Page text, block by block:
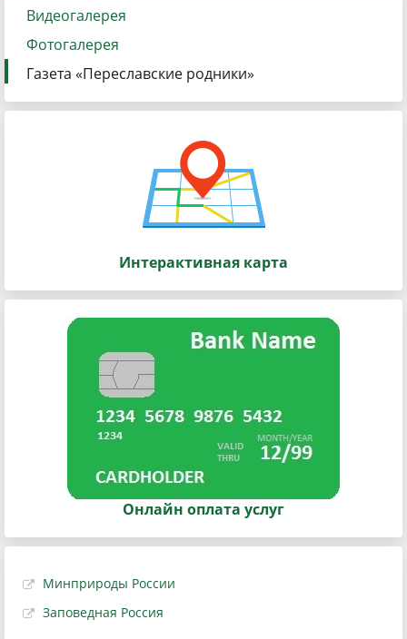
Видеогалерея
Фотогалерея
Газета «Переславские родники»
Интерактивная карта
Онлайн оплата услуг
Минприроды России
Заповедная Россия